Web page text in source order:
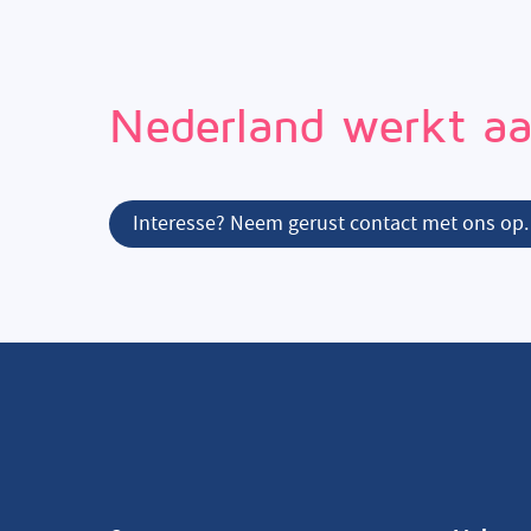
Nederland werkt
Interesse? Neem gerust contact met ons op.